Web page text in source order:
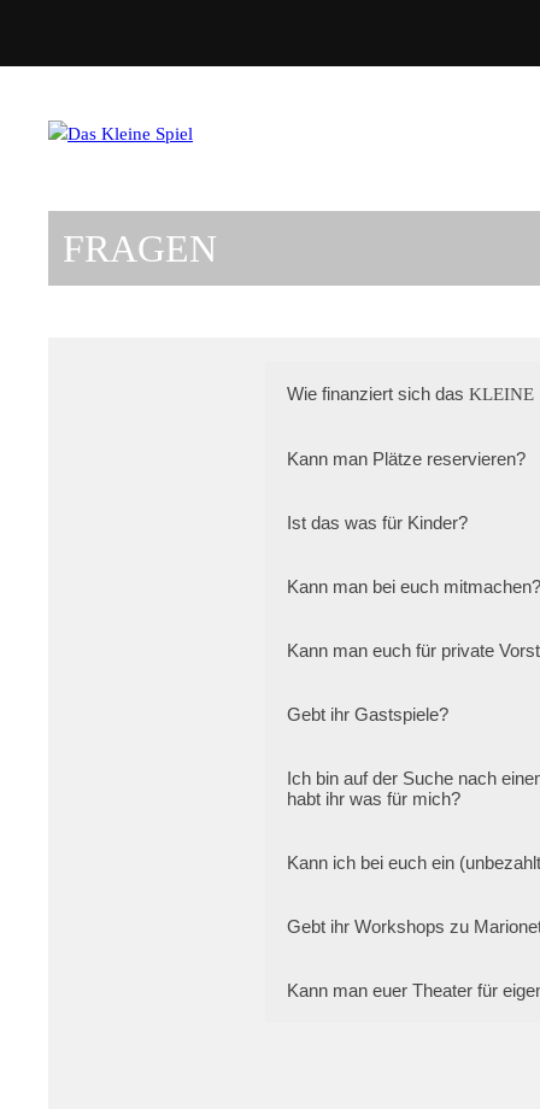
FRAGEN
Wie finanziert sich das KLEINE
Kann man Plätze reservieren?
Ist das was für Kinder?
Kann man bei euch mitmachen?
Kann man euch für private
Gebt ihr Gastspiele?
Ich bin auf der Suche nach
habt ihr was für mich?
Kann ich bei euch ein
Gebt ihr Workshops zu
Kann man euer Theater für